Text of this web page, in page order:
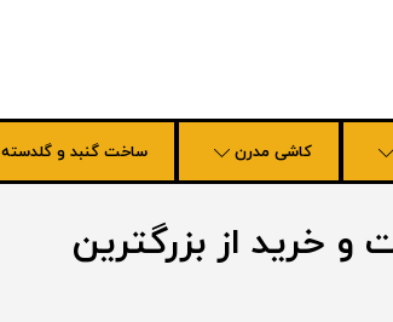
کاشی مدرن ساخت گنبد و گلدسته
خرید از بزرگترین